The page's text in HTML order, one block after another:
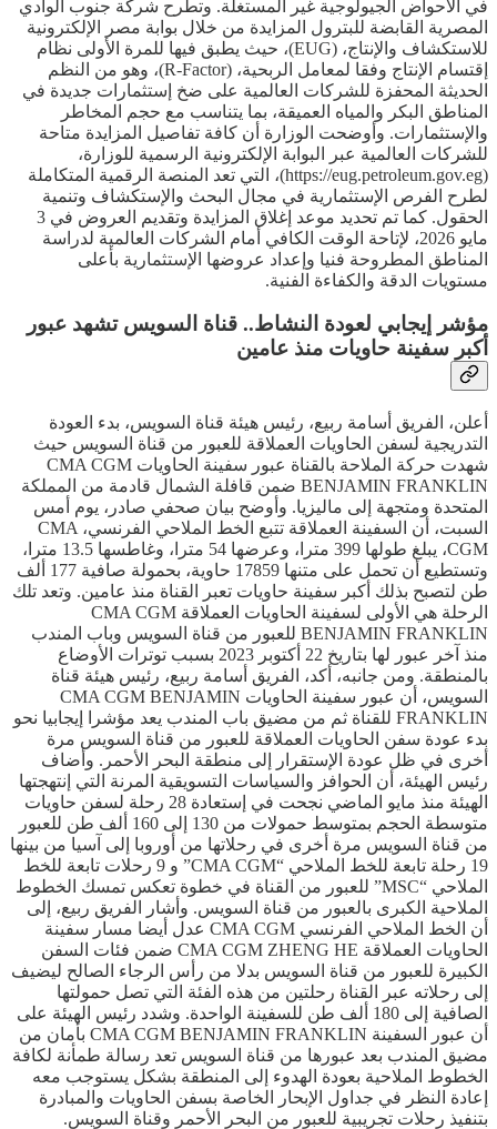
في الأحواض الجيولوجية غير المستغلة. وتطرح شركة جنوب الوادي
المصرية القابضة للبترول المزايدة من خلال بوابة مصر الإلكترونية
للاستكشاف والإنتاج، (EUG)، حيث يطبق فيها للمرة الأولى نظام
إقتسام الإنتاج وفقا لمعامل الربحية، (R-Factor)، وهو من النظم
الحديثة المحفزة للشركات العالمية على ضخ إستثمارات جديدة في
المناطق البكر والمياه العميقة، بما يتناسب مع حجم المخاطر
والإستثمارات. وأوضحت الوزارة أن كافة تفاصيل المزايدة متاحة
للشركات العالمية عبر البوابة الإلكترونية الرسمية للوزارة،
(https://eug.petroleum.gov.eg)، التي تعد المنصة الرقمية المتكاملة
لطرح الفرص الإستثمارية في مجال البحث والإستكشاف وتنمية
الحقول. كما تم تحديد موعد إغلاق المزايدة وتقديم العروض في 3
مايو 2026، لإتاحة الوقت الكافي أمام الشركات العالمية لدراسة
المناطق المطروحة فنيا وإعداد عروضها الإستثمارية بأعلى
مستويات الدقة والكفاءة الفنية.
مؤشر إيجابي لعودة النشاط.. قناة السويس تشهد عبور
أكبر سفينة حاويات منذ عامين
أعلن، الفريق أسامة ربيع، رئيس هيئة قناة السويس، بدء العودة
التدريجية لسفن الحاويات العملاقة للعبور من قناة السويس حيث
شهدت حركة الملاحة بالقناة عبور سفينة الحاويات CMA CGM
BENJAMIN FRANKLIN ضمن قافلة الشمال قادمة من المملكة
المتحدة ومتجهة إلى ماليزيا. وأوضح بيان صحفي صادر، يوم أمس
السبت، أن السفينة العملاقة تتبع الخط الملاحي الفرنسي، CMA
CGM، يبلغ طولها 399 مترا، وعرضها 54 مترا، وغاطسها 13.5 مترا،
وتستطيع أن تحمل على متنها 17859 حاوية، بحمولة صافية 177 ألف
طن لتصبح بذلك أكبر سفينة حاويات تعبر القناة منذ عامين. وتعد تلك
الرحلة هي الأولى لسفينة الحاويات العملاقة CMA CGM
BENJAMIN FRANKLIN للعبور من قناة السويس وباب المندب
منذ آخر عبور لها بتاريخ 22 أكتوبر 2023 بسبب توترات الأوضاع
بالمنطقة. ومن جانبه، أكد، الفريق أسامة ربيع، رئيس هيئة قناة
السويس، أن عبور سفينة الحاويات CMA CGM BENJAMIN
FRANKLIN للقناة ثم من مضيق باب المندب يعد مؤشرا إيجابيا نحو
بدء عودة سفن الحاويات العملاقة للعبور من قناة السويس مرة
أخرى في ظل عودة الإستقرار إلى منطقة البحر الأحمر. وأضاف
رئيس الهيئة، أن الحوافز والسياسات التسويقية المرنة التي إنتهجتها
الهيئة منذ مايو الماضي نجحت في إستعادة 28 رحلة لسفن حاويات
متوسطة الحجم بمتوسط حمولات من 130 إلى 160 ألف طن للعبور
من قناة السويس مرة أخرى في رحلاتها من أوروبا إلى آسيا من بينها
19 رحلة تابعة للخط الملاحي “CMA CGM” و 9 رحلات تابعة للخط
الملاحي “MSC” للعبور من القناة في خطوة تعكس تمسك الخطوط
الملاحية الكبرى بالعبور من قناة السويس. وأشار الفريق ربيع، إلى
أن الخط الملاحي الفرنسي CMA CGM عدل أيضا مسار سفينة
الحاويات العملاقة CMA CGM ZHENG HE ضمن فئات السفن
الكبيرة للعبور من قناة السويس بدلا من رأس الرجاء الصالح ليضيف
إلى رحلاته عبر القناة رحلتين من هذه الفئة التي تصل حمولتها
الصافية إلى 180 ألف طن للسفينة الواحدة. وشدد رئيس الهيئة على
أن عبور السفينة CMA CGM BENJAMIN FRANKLIN بأمان من
مضيق المندب بعد عبورها من قناة السويس تعد رسالة طمأنة لكافة
الخطوط الملاحية بعودة الهدوء إلى المنطقة بشكل يستوجب معه
إعادة النظر في جداول الإبحار الخاصة بسفن الحاويات والمبادرة
بتنفيذ رحلات تجريبية للعبور من البحر الأحمر وقناة السويس.